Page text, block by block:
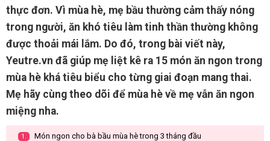
thực đơn. Vì mùa hè, mẹ bầu thường cảm thấy nóng
trong người, ăn khó tiêu làm tinh thần thường không
được thoải mái lắm. Do đó, trong bài viết này,
Yeutre.vn đã giúp mẹ liệt kê ra 15 món ăn ngon trong
mùa hè khá tiêu biểu cho từng giai đoạn mang thai.
Mẹ hãy cùng theo dõi để mùa hè về mẹ vẫn ăn ngon
miệng nha.
1. Món ngon cho bà bầu mùa hè trong 3 tháng đầu